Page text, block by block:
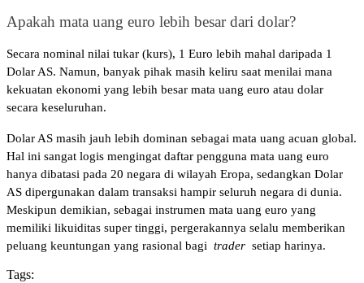
Apakah mata uang euro lebih besar dari dolar?
Secara nominal nilai tukar (kurs), 1 Euro lebih mahal daripada 1
Dolar AS. Namun, banyak pihak masih keliru saat menilai mana
kekuatan ekonomi yang lebih besar mata uang euro atau dolar
secara keseluruhan.
Dolar AS masih jauh lebih dominan sebagai mata uang acuan global.
Hal ini sangat logis mengingat daftar pengguna mata uang euro
hanya dibatasi pada 20 negara di wilayah Eropa, sedangkan Dolar
AS dipergunakan dalam transaksi hampir seluruh negara di dunia.
Meskipun demikian, sebagai instrumen mata uang euro yang
memiliki likuiditas super tinggi, pergerakannya selalu memberikan
peluang keuntungan yang rasional bagi trader setiap harinya.
Tags: